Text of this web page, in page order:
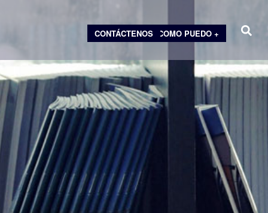
COMO PUEDO +
CONTÁCTENOS